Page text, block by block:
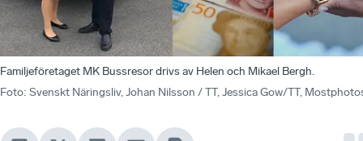
Familjeföretaget MK Bussresor drivs av Helen och Mikael Bergh.
Foto: Svenskt Näringsliv, Johan Nilsson / TT, Jessica Gow/TT,